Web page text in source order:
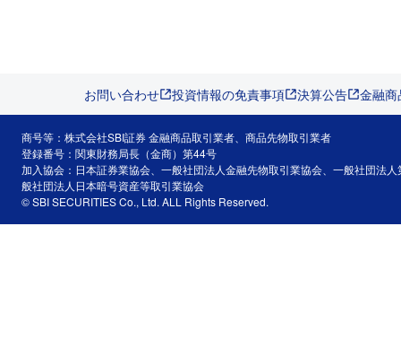
お問い合わせ 投資情報の免責事項 決算公告 金融
商号等：株式会社SBI証券 金融商品取引業者、商品先物取引業者
登録番号：関東財務局長（金商）第44号
加入協会：日本証券業協会、一般社団法人金融先物取引業協会、一般社団法
般社団法人日本暗号資産等取引業協会
© SBI SECURITIES Co., Ltd. ALL Rights Reserved.